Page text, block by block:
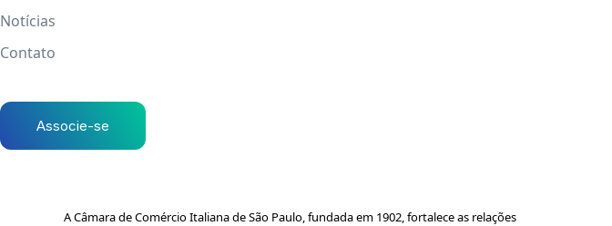
Notícias
Contato
Associe-se
A Câmara de Comércio Italiana de São Paulo, fundada em 1902, fortalece as relações